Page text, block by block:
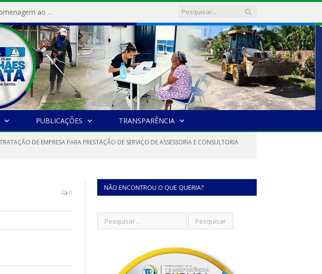
Prefeitura de Magalhães Barata realiza evento em homenagem ao Dia Internacional da Mulher
PUBLICAÇÕES TRANSPARÊNCIA
DE EMPRESA PARA PRESTAÇÃO DE SERVIÇO DE ASSESSORIA E CONSULTORIA
0
NÃO ENCONTROU O QUE QUERIA?